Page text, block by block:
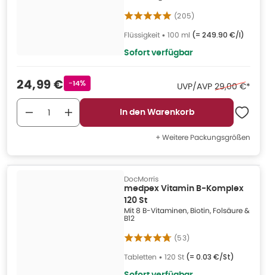
(205)
Flüssigkeit • 100 ml (= 249.90 €/l)
Sofort verfügbar
Verkaufspreis
24,99 € Rabattstempel
-14% UVP/AVP Ehemaliger
29,00 €*
In den Warenkorb
+ Weitere Packungsgrößen
DocMorris
medpex Vitamin B-Komplex
120 St
Mit 8 B-Vitaminen, Biotin, Folsäure &
B12
(53)
Tabletten • 120 St (= 0.03 €/St)